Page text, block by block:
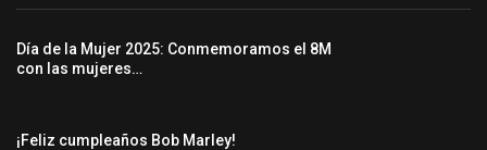
Día de la Mujer 2025: Conmemoramos el 8M
con las mujeres…
¡Feliz cumpleaños Bob Marley!